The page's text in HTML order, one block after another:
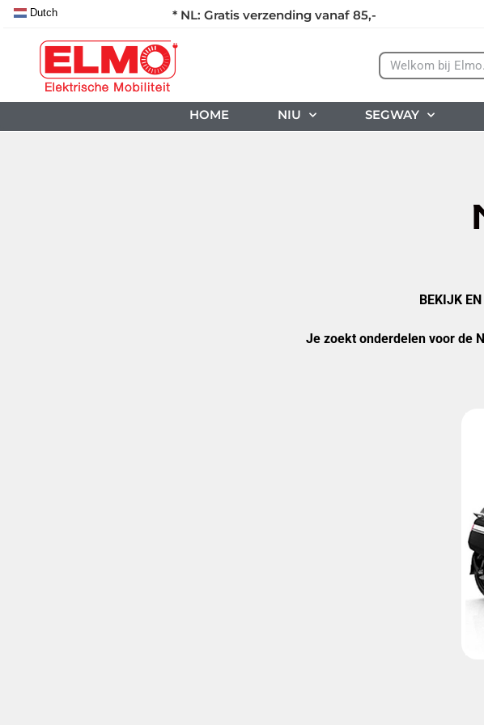
* NL: Gratis verzending vanaf 85,-
Dutch
HOME NIU SEGWAY
BEKIJK
Je zoekt onderdelen voor de